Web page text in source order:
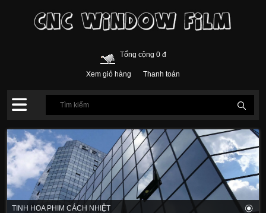
Tổng cộng 0 đ
Xem giỏ hàng Thanh toán
TINH HOA PHIM CÁCH NHIỆT